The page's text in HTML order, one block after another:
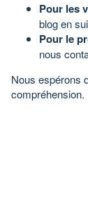
Pour les
blog en
Pour le
nous
Nous espérons
compréhension.